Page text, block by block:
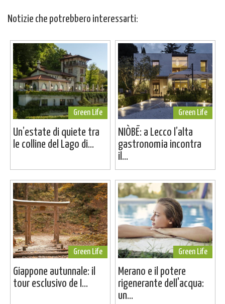
Notizie che potrebbero interessarti:
Green Life
Un’estate di quiete tra
le colline del Lago di...
Green Life
NIÒBĒ: a Lecco l’alta
gastronomia incontra
il...
Green Life
Giappone autunnale: il
tour esclusivo de I...
Green Life
Merano e il potere
rigenerante dell'acqua:
un...